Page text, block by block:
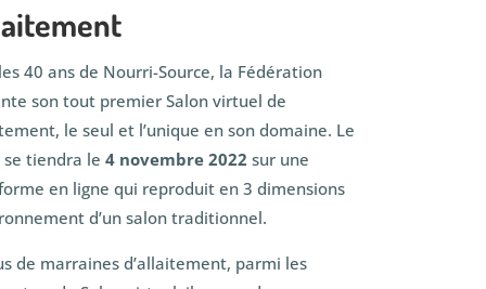
40 ans de Nourri-Source, la Fédération
son tout premier Salon virtuel de
le seul et l’unique en son domaine. Le
se tiendra le 4 novembre 2022 sur une
en ligne qui reproduit en 3 dimensions
d’un salon traditionnel.
de marraines d’allaitement, parmi les